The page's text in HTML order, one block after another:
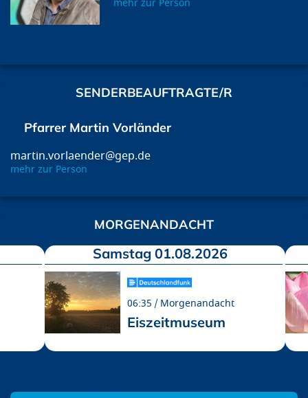
SENDERBEAUFTRAGTE/R
Pfarrer Martin Vorländer
martin.vorlaender@gep.de
mehr zur Person
MORGENANDACHT
Samstag 01.08.2026
06:35 Morgenandacht
Eiszeitmuseum